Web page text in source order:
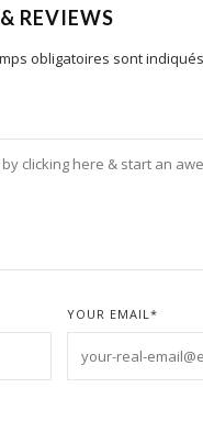
REVIEWS
obligatoires sont
YOUR EMAIL*